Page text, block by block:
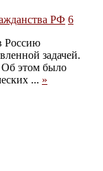
РФ 6
Россию
задачей.
Об этом было
... »